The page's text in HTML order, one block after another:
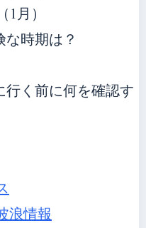
1月）
時期は？
行く前に何を確認す
浪情報